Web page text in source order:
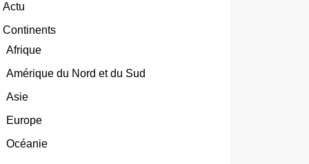
Actu
Continents
Afrique
Amérique du Nord et du Sud
Asie
Europe
Océanie